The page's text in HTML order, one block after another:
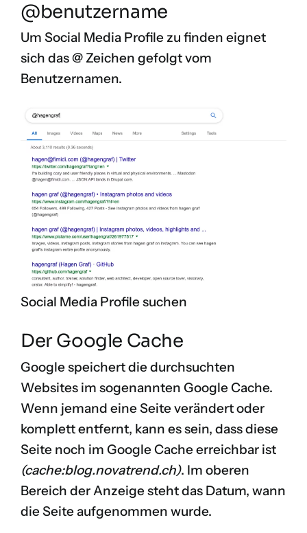
@benutzername
Um Social Media Profile zu finden eignet
sich das @ Zeichen gefolgt vom
Benutzernamen.
Social Media Profile suchen
Der Google Cache
Google speichert die durchsuchten
Websites im sogenannten Google Cache.
Wenn jemand eine Seite verändert oder
komplett entfernt, kann es sein, dass diese
Seite noch im Google Cache erreichbar ist
(cache:blog.novatrend.ch). Im oberen
Bereich der Anzeige steht das Datum, wann
die Seite aufgenommen wurde.